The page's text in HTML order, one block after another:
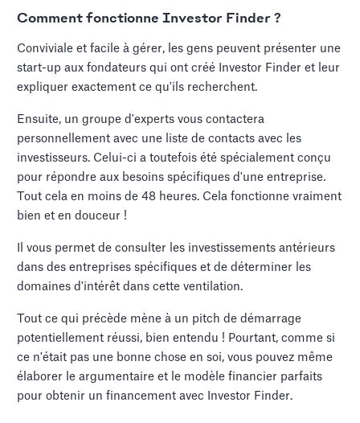
Comment fonctionne Investor Finder ?
Conviviale et facile à gérer, les gens peuvent présenter une
start-up aux fondateurs qui ont créé Investor Finder et leur
expliquer exactement ce qu'ils recherchent.
Ensuite, un groupe d'experts vous contactera
personnellement avec une liste de contacts avec les
investisseurs. Celui-ci a toutefois été spécialement conçu
pour répondre aux besoins spécifiques d'une entreprise.
Tout cela en moins de 48 heures. Cela fonctionne vraiment
bien et en douceur !
Il vous permet de consulter les investissements antérieurs
dans des entreprises spécifiques et de déterminer les
domaines d'intérêt dans cette ventilation.
Tout ce qui précède mène à un pitch de démarrage
potentiellement réussi, bien entendu ! Pourtant, comme si
ce n'était pas une bonne chose en soi, vous pouvez même
élaborer le argumentaire et le modèle financier parfaits
pour obtenir un financement avec Investor Finder.